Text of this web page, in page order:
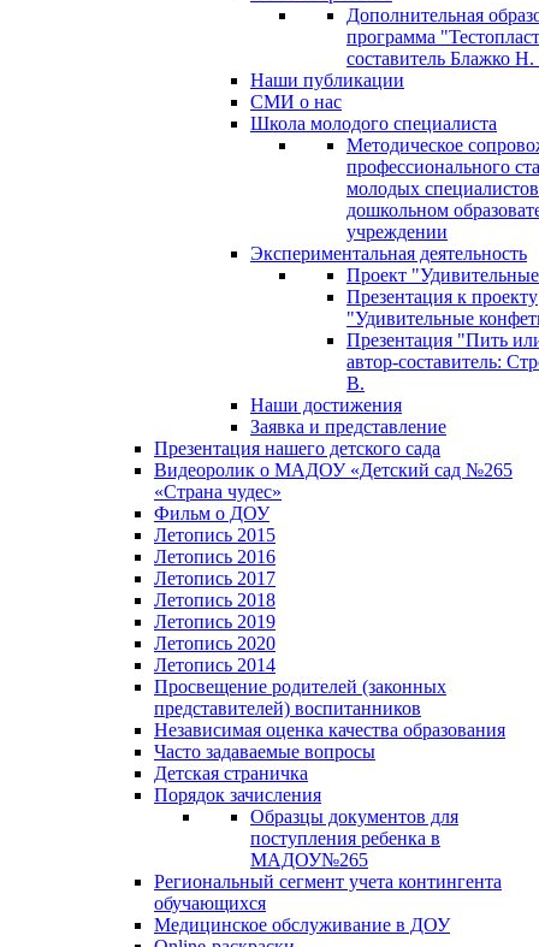
Дополнительная
программа
составитель Блажко
Наши публикации
СМИ о нас
Школа молодого специалиста
Методическое
профессионального
молодых
дошкольном
учреждении
Экспериментальная деятельность
Проект
Презентация к проекту
"Удивительные
Презентация "Пить
автор-составитель:
В.
Наши достижения
Заявка и представление
Презентация нашего детского сада
Видеоролик о МАДОУ «Детский сад №265
«Страна чудес»
Фильм о ДОУ
Летопись 2015
Летопись 2016
Летопись 2017
Летопись 2018
Летопись 2019
Летопись 2020
Летопись 2014
Просвещение родителей (законных
представителей) воспитанников
Независимая оценка качества образования
Часто задаваемые вопросы
Детская страничка
Порядок зачисления
Образцы документов для
поступления ребенка в
МАДОУ№265
Региональный сегмент учета контингента
обучающихся
Медицинское обслуживание в ДОУ